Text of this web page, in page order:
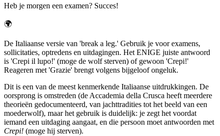
Heb je morgen een examen? Succes!
🌍
De Italiaanse versie van 'break a leg.' Gebruik je voor examens,
sollicitaties, optredens en uitdagingen. Het ENIGE juiste antwoord
is 'Crepi il lupo!' (moge de wolf sterven) of gewoon 'Crepi!'
Reageren met 'Grazie' brengt volgens bijgeloof ongeluk.
Dit is een van de meest kenmerkende Italiaanse uitdrukkingen. De
oorsprong is omstreden (de Accademia della Crusca heeft meerdere
theorieën gedocumenteerd, van jachttradities tot het beeld van een
moederwolf), maar het gebruik is duidelijk: je zegt het voordat
iemand een uitdaging aangaat, en die persoon moet antwoorden met
Crepi! (moge hij sterven).